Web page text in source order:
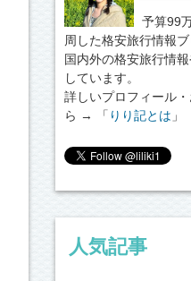
予算99
周した格安旅行情報ブ
国内外の格安旅行情
しています。
詳しいプロフィール
ら → 「 りり記とは 」
人気記事